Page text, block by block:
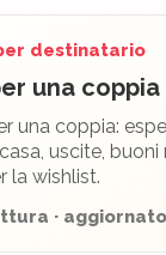
destinatario
una coppia
una coppia:
uscite, buoni
la wishlist.
·